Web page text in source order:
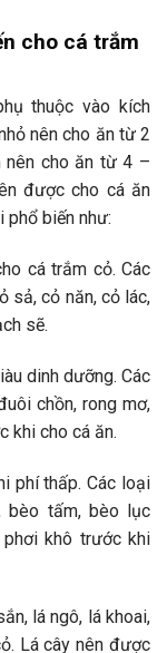
cho cá trắm
thuộc vào kích
nên cho ăn từ 2
nên cho ăn từ 4 –
được cho cá ăn
biến như:
cá trắm cỏ. Các
sả, cỏ năn, cỏ lác,
sẽ.
dinh dưỡng. Các
chồn, rong mơ,
khi cho cá ăn.
phí thấp. Các loại
bèo tấm, bèo lục
phơi khô trước khi
lá ngô, lá khoai,
Lá cây nên được